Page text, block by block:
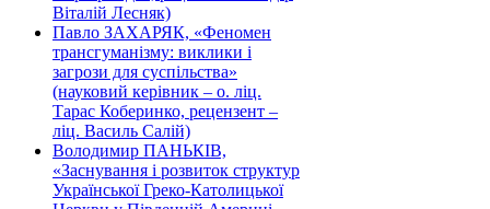
Віталій Лесняк)
Павло ЗАХАРЯК, «Феномен
трансгуманізму: виклики і
загрози для суспільства»
(науковий керівник – о. ліц.
Тарас Коберинко, рецензент –
ліц. Василь Салій)
Володимир ПАНЬКІВ,
«Заснування і розвиток структур
Української Греко-Католицької